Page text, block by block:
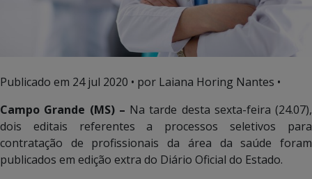
Publicado em 24 jul 2020 • por Laiana Horing Nantes •
Campo Grande (MS) – Na tarde desta sexta-feira (24.07),
dois editais referentes a processos seletivos para
contratação de profissionais da área da saúde foram
publicados em edição extra do Diário Oficial do Estado.